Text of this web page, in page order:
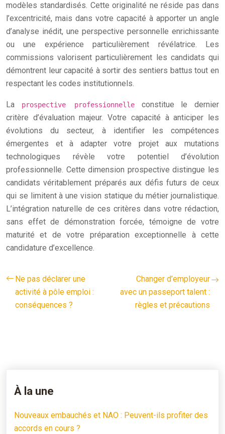
modèles standardisés. Cette originalité ne réside pas dans
l’excentricité, mais dans votre capacité à apporter un angle
d’analyse inédit, une perspective personnelle enrichissante
ou une expérience particulièrement révélatrice. Les
commissions valorisent particulièrement les candidats qui
démontrent leur capacité à sortir des sentiers battus tout en
respectant les codes institutionnels.
La prospective professionnelle
constitue le dernier
critère d’évaluation majeur. Votre capacité à anticiper les
évolutions du secteur, à identifier les compétences
émergentes et à adapter votre projet aux mutations
technologiques révèle votre potentiel d’évolution
professionnelle. Cette dimension prospective distingue les
candidats véritablement préparés aux défis futurs de ceux
qui se limitent à une vision statique du métier journalistique.
L’intégration naturelle de ces critères dans votre rédaction,
sans effet de démonstration forcée, témoigne de votre
maturité et de votre préparation exceptionnelle à cette
candidature d’excellence.
Ne pas déclarer une
activité à pôle emploi :
conséquences ?
Changer d’employeur
avec un passeport talent :
règles et précautions
À la une
Nouveaux embauchés et NAO : Peuvent-ils profiter des
accords en cours ?